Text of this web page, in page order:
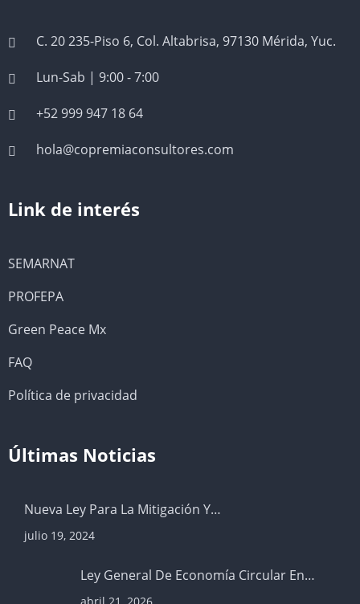
C. 20 235-Piso 6, Col. Altabrisa, 97130 Mérida, Yuc.
Lun-Sab | 9:00 - 7:00
+52 999 947 18 64
hola@copremiaconsultores.com
Link de interés
SEMARNAT
PROFEPA
Green Peace Mx
FAQ
Política de privacidad
Últimas Noticias
Nueva Ley Para La Mitigación Y…
julio 19, 2024
Ley General De Economía Circular En…